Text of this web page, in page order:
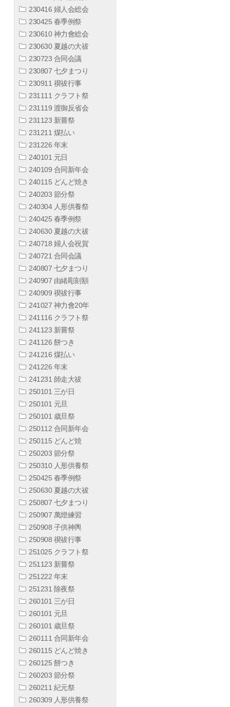
230416 婦人会総会
230425 春季例祭
230610 神力會総会
230630 夏越の大祓
230723 合同会議
230807 七夕まつり
230911 禊祓行事
231111 クラフト祭
231119 渡御反省会
231123 新嘗祭
231211 煤払い
231226 年末
240101 元日
240109 合同新年会
240115 どんど焼き
240203 節分祭
240304 人形供養祭
240425 春季例祭
240630 夏越の大祓
240718 婦人会祝賀
240721 合同会議
240807 七夕まつり
240907 由緒彫刻額
240909 禊祓行事
241027 神力會20年
241116 クラフト祭
241123 新嘗祭
241126 餅つき
241216 煤払い
241226 年末
241231 師走大祓
250101 三が日
250101 元旦
250101 歳旦祭
250112 合同新年会
250115 どんど焼
250203 節分祭
250310 人形供養祭
250425 春季例祭
250630 夏越の大祓
250807 七夕まつり
250907 萬燈練習
250908 子供神輿
250908 禊祓行事
251025 クラフト祭
251123 新嘗祭
251222 年末
251231 除夜祭
260101 三が日
260101 元旦
260101 歳旦祭
260111 合同新年会
260115 どんど焼き
260125 餅つき
260203 節分祭
260211 紀元祭
260309 人形供養祭